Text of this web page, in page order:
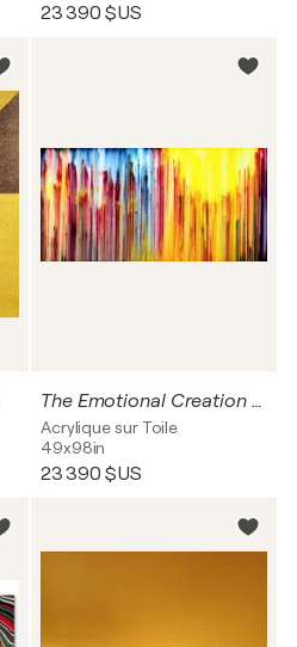
23 390 $US
The Emotional Creation #241
Acrylique sur Toile
49x98in
23 390 $US